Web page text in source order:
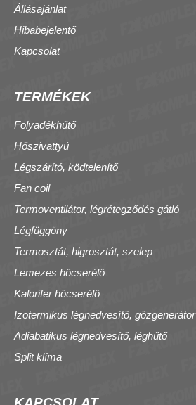
Állásajánlat
Hibabejelentő
Kapcsolat
TERMÉKEK
Folyadékhűtő
Hőszivattyú
Légszárító, ködtelenítő
Fan coil
Termoventilátor, légrétegződés gátló
Légfüggöny
Termosztát, higrosztát, szelep
Lemezes hőcserélő
Kalorifer hőcserélő
Izotermikus légnedvesítő, gőzgenerátor
Adiabatikus légnedvesítő, léghűtő
Split klíma